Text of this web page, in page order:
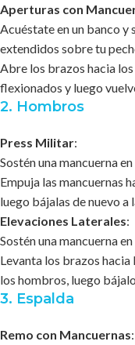
Aperturas con
Acuéstate en un banco y
extendidos sobre tu
Abre los brazos hacia
flexionados y luego
2. Hombros
Press Militar:
Sostén una mancuerna
Empuja las mancuernas
luego bájalas de nuevo a
Elevaciones Laterales:
Sostén una mancuerna
Levanta los brazos hacia
los hombros, luego
3. Espalda
Remo con Mancuernas: